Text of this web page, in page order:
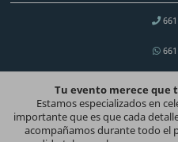
Tu evento merece que
Estamos especializados en
importante que es que cada
acompañamos durante todo el